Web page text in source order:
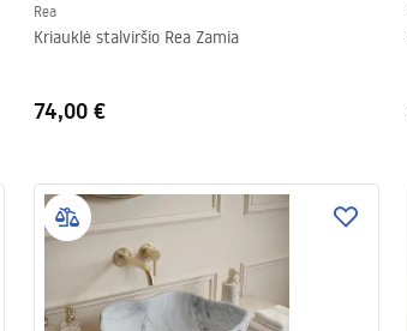
Rea
Kriauklė stalviršio Rea Zamia
74,00 €